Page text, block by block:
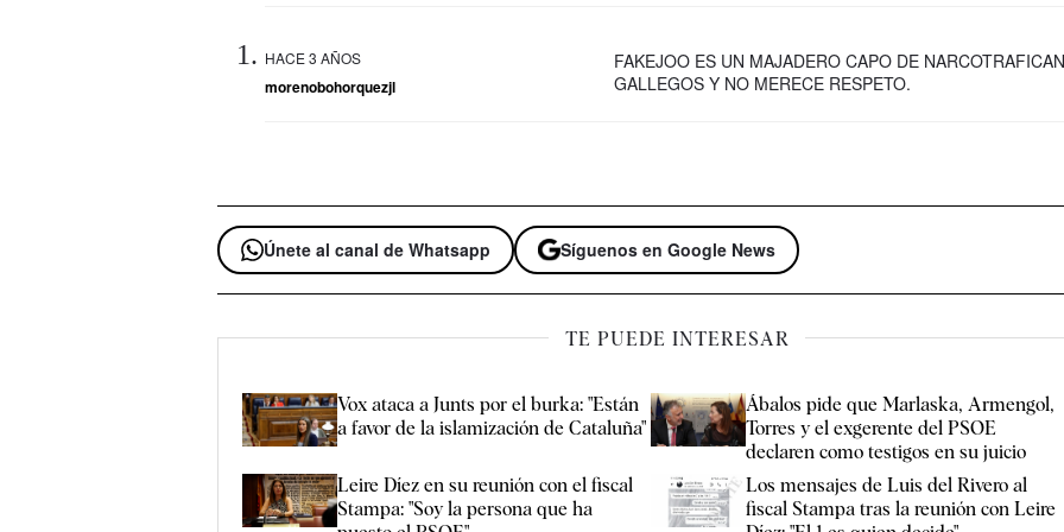
HACE 3 AÑOS
morenobohorquezjl
FAKEJOO ES UN MAJADERO CAPO DE
GALLEGOS Y NO MERECE RESPETO.
Únete al canal de Whatsapp Síguenos en Google News
TE PUEDE INTERESAR
Vox ataca a Junts por el burka: "Están
a favor de la islamización de Cataluña"
Ábalos pide que Marlaska, Armengol,
Torres y el exgerente del PSOE
declaren como testigos en su juicio
Leire Díez en su reunión con el fiscal
Stampa: "Soy la persona que ha
Los mensajes de Luis del Rivero al
fiscal Stampa tras la reunión con Leire